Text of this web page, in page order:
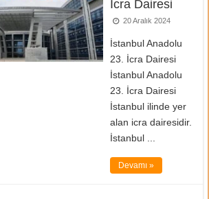
İcra Dairesi
20 Aralık 2024
İstanbul Anadolu
23. İcra Dairesi
İstanbul Anadolu
23. İcra Dairesi
İstanbul ilinde yer
alan icra dairesidir.
İstanbul ...
Devamı »